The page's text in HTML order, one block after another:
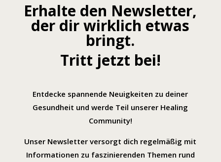
Erhalte den Newsletter,
der dir wirklich etwas
bringt.
Tritt jetzt bei!
Entdecke spannende Neuigkeiten zu deiner
Gesundheit und werde Teil unserer Healing
Community!
Unser Newsletter versorgt dich regelmäßig mit
Informationen zu faszinierenden Themen rund